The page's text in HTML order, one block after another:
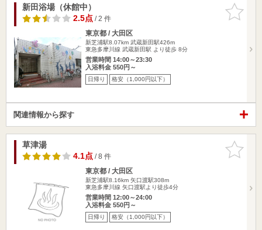
お気に入
りに追加
新田浴場（休館中）
2.5点/ 2 件
東京都 / 大田区
新芝浦駅8.07km 武蔵新田駅426m
東急多摩川線 武蔵新田駅 より徒歩 8分
営業時間 14:00～23:30
入浴料金 550円～
日帰り 格安（1,000円以下）
関連情報から探す
お気に入
りに追加
草津湯
4.1点/ 8 件
東京都 / 大田区
新芝浦駅8.16km 矢口渡駅308m
東急多摩川線 矢口渡駅より徒歩4分
営業時間 12:00～24:00
入浴料金 550円～
日帰り 格安（1,000円以下）